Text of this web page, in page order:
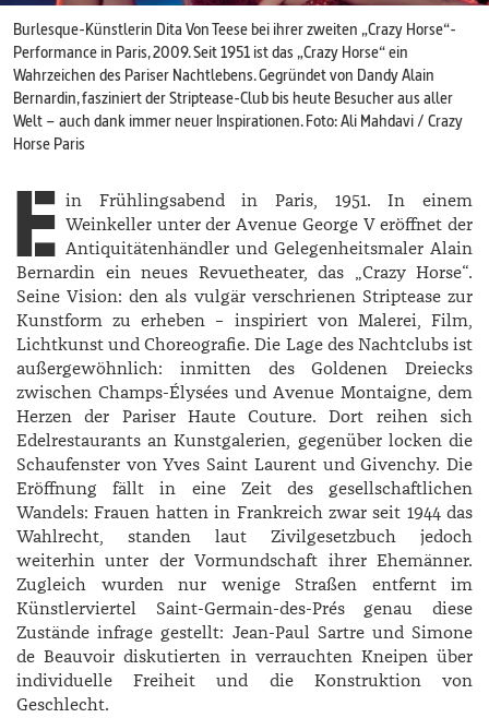
Burlesque-Künstlerin Dita Von Teese bei ihrer zweiten „Crazy Horse“-
Performance in Paris, 2009. Seit 1951 ist das „Crazy Horse“ ein
Wahrzeichen des Pariser Nachtlebens. Gegründet von Dandy Alain
Bernardin, fasziniert der Striptease-­Club bis heute Besucher aus aller
Welt – auch dank immer neuer Inspirationen. Foto: Ali Mahdavi / Crazy
Horse Paris
E in Frühlingsabend in Paris, 1951. In einem
Weinkeller unter der Avenue George V eröffnet der
Antiquitätenhändler und Gelegenheitsmaler ­Alain
­Bernardin ein neues Revuetheater, das „Crazy Horse“.
Seine Vision: den als vulgär verschrienen Striptease zur
Kunstform zu erheben – inspiriert von Malerei, Film,
Lichtkunst und Choreografie. Die Lage des Nachtclubs ist
außergewöhnlich: inmitten des Goldenen Dreiecks
zwischen Champs-­Élysées und Avenue ­Montaigne, dem
Herzen der Pariser Haute Couture. Dort reihen sich
Edelrestaurants an Kunstgalerien, gegenüber locken die
Schaufenster von ­Yves ­Saint ­Laurent und ­Givenchy. Die
Eröffnung fällt in eine Zeit des gesellschaftlichen
Wandels: Frauen hatten in Frankreich zwar seit 1944 das
Wahlrecht, standen laut Zivilgesetzbuch jedoch
weiterhin unter der Vormundschaft ihrer Ehemänner.
Zugleich wurden nur wenige Straßen entfernt im
Künstlerviertel Saint-Germain-des-Prés genau diese
Zustände infrage gestellt: Jean-Paul Sartre und ­Simone
de ­Beauvoir diskutierten in verrauchten Kneipen über
individuelle Freiheit und die Konstruktion von
Geschlecht.